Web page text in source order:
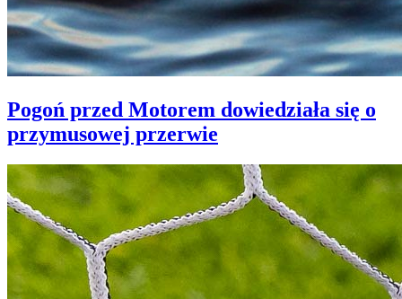
Pogoń przed Motorem dowiedziała się o
przymusowej przerwie